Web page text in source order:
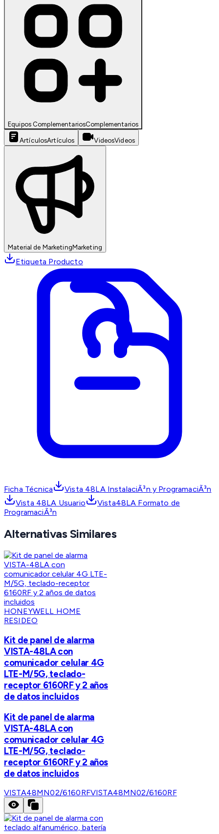
Equipos ComplementariosComplementarios
ArtículosArtículos VideosVideos
Material de MarketingMarketing
Etiqueta Producto
Ficha Técnica
Vista 48LA InstalaciÃ³n y ProgramaciÃ³n
Vista 48LA Usuario
Vista48LA Formato de
ProgramaciÃ³n
Alternativas Similares
HONEYWELL HOME
RESIDEO
Kit de panel de alarma
VISTA-48LA con
comunicador celular 4G
LTE-M/5G, teclado-
receptor 6160RF y 2 años
de datos incluidos
Kit de panel de alarma
VISTA-48LA con
comunicador celular 4G
LTE-M/5G, teclado-
receptor 6160RF y 2 años
de datos incluidos
VISTA48MN02/6160RFVISTA48MN02/6160RF